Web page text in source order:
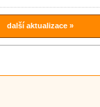
další aktualizace »